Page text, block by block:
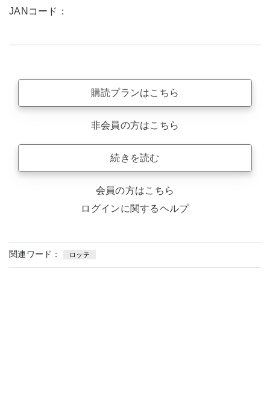
JANコード：
購読プランはこちら
非会員の方はこちら
続きを読む
会員の方はこちら
ログインに関するヘルプ
関連ワード： ロッテ